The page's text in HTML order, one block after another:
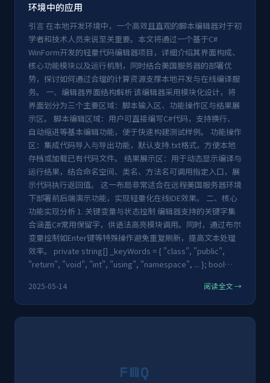
环境中的应用
引言 在本地开发环境中，一个高效且直观的脚本编辑器对于初
学者和技术人员来说至关重要。本文将通过一个基于C#
WinForm开发的轻量代码编辑器项目，详细介绍其界面构成、
核心功能模块以及运行机制，同时结合美国服务器的部署优
势，探讨如何通过合理的计算资源支撑本地开发与在线编译服
务。 一、编辑器界面结构解析 该编辑器采用模块化设计，将
界面划分为三个主要区域：脚本输入区、功能操作区与结果展
示区。 脚本编辑区域：用户可直接编写C#代码，支持换行、
自动缩进等基本编辑功能，便于快速构建测试样例。 功能操作
区：集成代码导入与导出功能，默认支持.txt格式，方便本地
存档或加载已有代码文件。 结果展示区：用于动态显示编译与
运行结果，结合命名空间、类名、方法名可调用指定入口，展
示代码执行返回值。 这一布局非常适合在远程美国服务器环境
下部署前后端演示功能，实现轻量化在线IDE效果。 二、核心
功能实现分析 1. 关键变量与状态控制 编辑器支持的关键字集
合涵盖C#常用保留字，供语法高亮模块调用。同时，通过布尔
变量控制如Enter键等特殊操作避免重复刷新，提高文本处理
效率。 private string[] _keyWords = { "class", "public",
"return", "void", "int", "using", "namespace", ... }; bool…
2025-05-14 阅读全文 →
FWQ